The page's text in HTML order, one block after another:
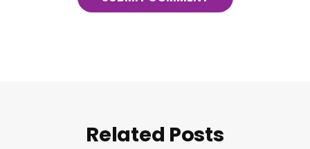
Related Posts